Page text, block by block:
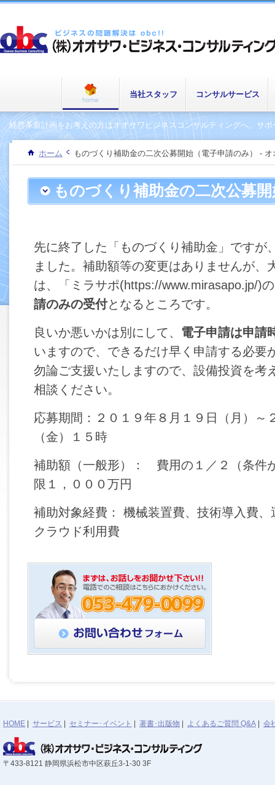
当社スタッフ コンサルサービス
経営革新計画をお考えの方はオオサワビジネスコンサルティングへ。サ
ホーム ものづくり補助金の二次公募開始（電子申請のみ） -
ものづくり補助金の二次公募
先に終了した「ものづくり補助金」ですが
ました。補助額等の変更はありませんが、
は、「ミラサポ(https://www.mirasapo.jp/)
請のみの受付となるところです。
良いか悪いかは別にして、 電子申請は申請
いますので、できるだけ早く申請する必要
勿論ご支援いたしますので、設備投資を考
相談ください。
応募期間：２０１９年８月１９日（月）～
（金）１５時
補助額（一般形）： 費用の１／２（条件
限１，０００万円
補助対象経費： 機械装置費、技術導入費
クラウド利用費
HOME サービス セミナー･イベント 著書･出版物 よくあるご質問 Q&A 会
〒433-8121 静岡県浜松市中区萩丘3-1-30 3F